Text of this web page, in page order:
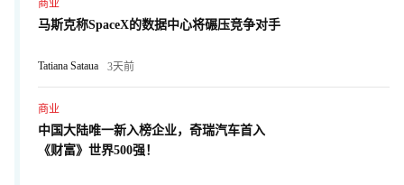
商业
马斯克称SpaceX的数据中心将碾压竞争对手
Tatiana Sataua 3天前
商业
中国大陆唯一新入榜企业，奇瑞汽车首入
《财富》世界500强！